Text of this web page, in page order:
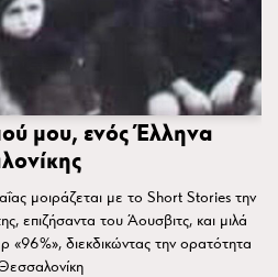
μου, ενός Έλληνα
μοιράζεται με το Short Stories την
επιζήσαντα του Άουσβιτς, και μιλά
«96%», διεκδικώντας την ορατότητα